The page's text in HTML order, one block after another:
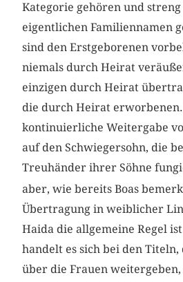
Kategorie gehören und
eigentlichen Familiennamen
sind den Erstgeborenen
niemals durch Heirat
einzigen durch Heirat
die durch Heirat
kontinuierliche Weitergabe
auf den Schwiegersohn, die
Treuhänder ihrer Söhne
aber, wie bereits Boas
Übertragung in weiblicher
Haida die allgemeine Regel
handelt es sich bei den
über die Frauen